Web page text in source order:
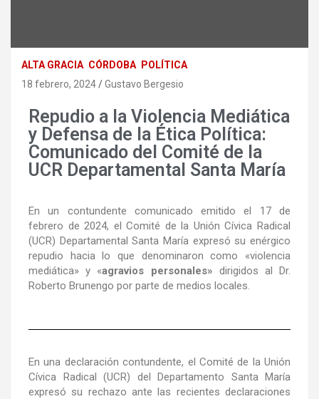
ALTA GRACIA CÓRDOBA
POLÍTICA
18 febrero, 2024
Gustavo Bergesio
Repudio a la Violencia Mediática
y Defensa de la Ética Política:
Comunicado del Comité de la
UCR Departamental Santa María
En un contundente comunicado emitido el 17 de
febrero de 2024, el Comité de la Unión Cívica Radical
(UCR) Departamental Santa María expresó su enérgico
repudio hacia lo que denominaron como «violencia
mediática» y «agravios personales» dirigidos al Dr.
Roberto Brunengo por parte de medios locales.
En una declaración contundente, el Comité de la Unión
Cívica Radical (UCR) del Departamento Santa María
expresó su rechazo ante las recientes declaraciones